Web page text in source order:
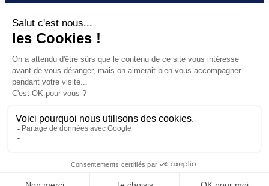
Nos structures et services
Je VEUX Adhérer
ABonnez-vous à nos newsletter
Mentions légales
Politique de
Facebook